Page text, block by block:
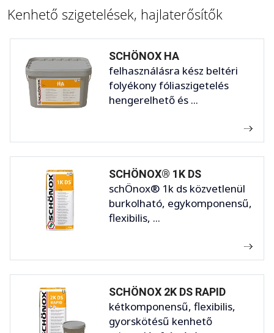
Kenhető szigetelések, hajlaterősítők
SCHÖNOX HA
felhasználásra kész beltéri
folyékony fóliaszigetelés
hengerelhető és ...
SCHÖNOX® 1K DS
schÖnox® 1k ds közvetlenül
burkolható, egykomponensű,
flexibilis, ...
SCHÖNOX 2K DS RAPID
kétkomponensű, flexibilis,
gyorskötésű kenhető